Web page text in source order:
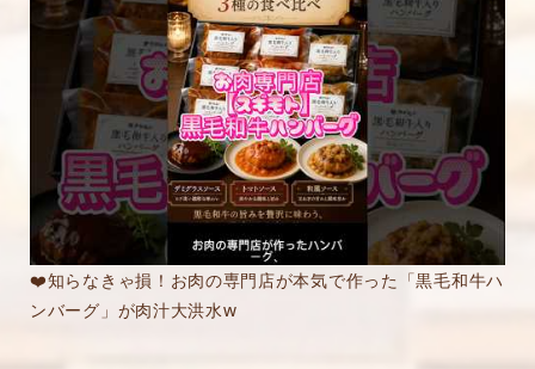
❤️知らなきゃ損！お肉の専門店が本気で作った「黒毛和牛ハ
ンバーグ」が肉汁大洪水w